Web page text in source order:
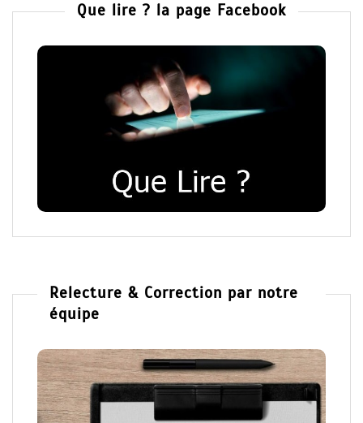
Que lire ? la page Facebook
Relecture & Correction par notre
équipe